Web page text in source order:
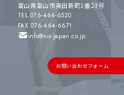
富山県富山市奥田新町1番23号
TEL.076-464-6520
FAX.076-464-6671
info@nix-japan.co.jp
お問い合わせフォーム